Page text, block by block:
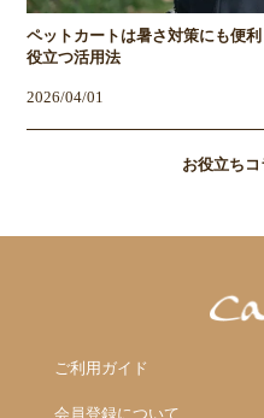
ペットカートは暑さ対策にも便
役立つ活用法
2026/04/01
お役立ち
ご利用ガイド